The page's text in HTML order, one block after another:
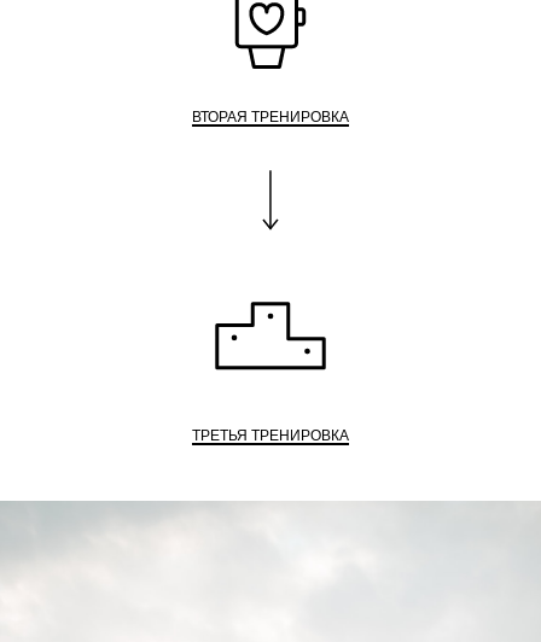
ВТОРАЯ ТРЕНИРОВКА
ТРЕТЬЯ ТРЕНИРОВКА